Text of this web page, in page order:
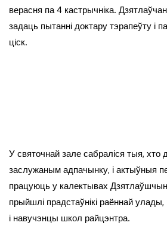
верасня па 4 кастрычніка.
задаць пытанні доктару тэрапеўту і
ціск.
У святочнай зале сабраліся тыя, хто
заслужаным адпачынку, і актыўныя
працуюць у калектывах
прыйшлі прадстаўнікі раённай улады,
і навучэнцы школ райцэнтра.